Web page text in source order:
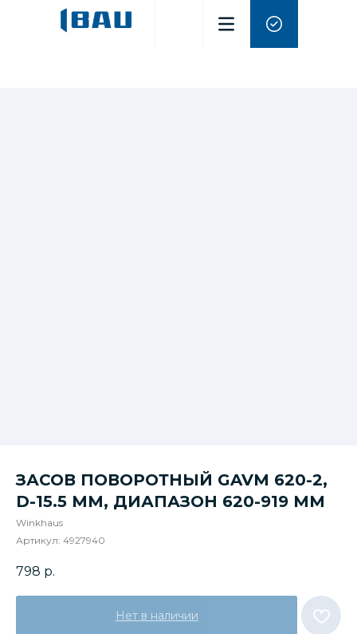
ЗАСОВ ПОВОРОТНЫЙ GAVM 620-2,
D-15.5 ММ, ДИАПАЗОН 620-919 ММ
Winkhaus
Артикул: 4927940
798 р.
Нет в наличии